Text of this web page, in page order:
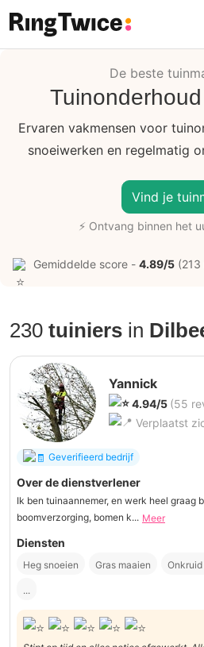
Ring Twice
De beste
Ervaren vakmensen voor
snoeiwerken en regelmatig
Vind je
⚡ Ontvang binnen het
Gemiddelde score - 4.89/5 (213
230 tuiniers in
Yannick
4.94/5 (55
Verplaatst
Geverifieerd bedrijf
Over de dienstverlener
Ik ben tuinaannemer, en werk heel graag
boomverzorging, bomen k... Meer
Diensten
Heg snoeien Gras maaien
...